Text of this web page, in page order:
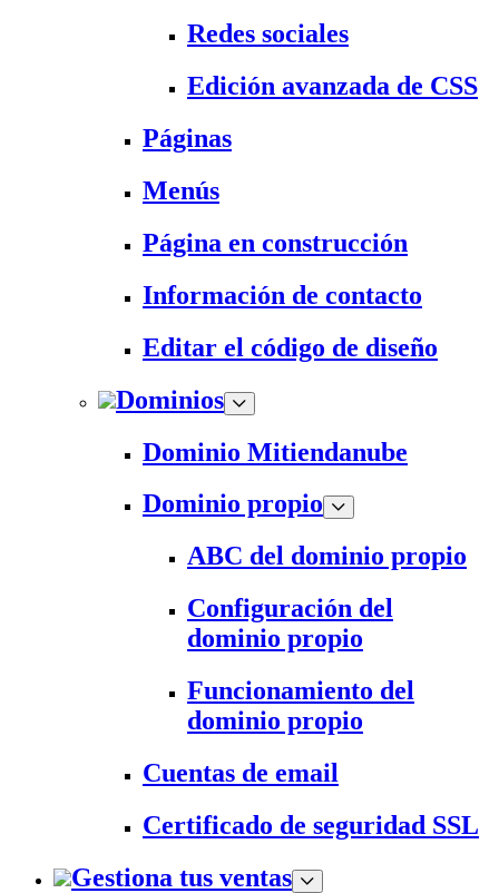
Redes sociales
Edición avanzada de CSS
Páginas
Menús
Página en construcción
Información de contacto
Editar el código de diseño
Dominios
Dominio Mitiendanube
Dominio propio
ABC del dominio propio
Configuración del
dominio propio
Funcionamiento del
dominio propio
Cuentas de email
Certificado de seguridad SSL
Gestiona tus ventas